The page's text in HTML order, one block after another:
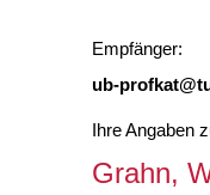
Empfänger:
ub-
Ihre Angaben
Grahn,